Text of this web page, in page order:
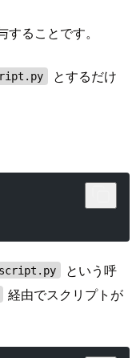
ることです。
とするだけ
という呼
経由でスクリプトが